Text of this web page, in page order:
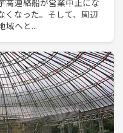
くなった。そして、周辺
域へと...